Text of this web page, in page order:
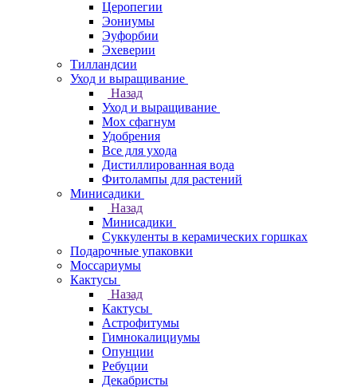
Церопегии
Эониумы
Эуфорбии
Эхеверии
Тилландсии
Уход и выращивание
Назад
Уход и выращивание
Мох сфагнум
Удобрения
Все для ухода
Дистиллированная вода
Фитолампы для растений
Минисадики
Назад
Минисадики
Суккуленты в керамических горшках
Подарочные упаковки
Моссариумы
Кактусы
Назад
Кактусы
Астрофитумы
Гимнокалициумы
Опунции
Ребуции
Декабристы